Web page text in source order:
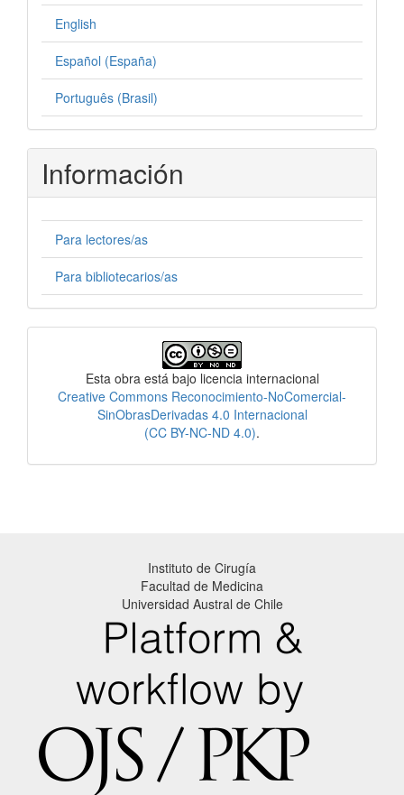
English
Español (España)
Português (Brasil)
Información
Para lectores/as
Para bibliotecarios/as
Esta obra está bajo licencia internacional
Creative Commons Reconocimiento-NoComercial-
SinObrasDerivadas 4.0 Internacional
(CC BY-NC-ND 4.0).
Instituto de Cirugía
Facultad de Medicina
Universidad Austral de Chile